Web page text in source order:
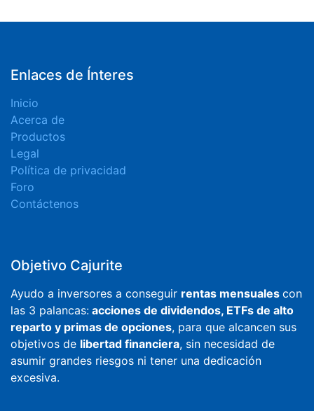
Enlaces de Ínteres
Inicio
Acerca de
Productos
Legal
Política de privacidad
Foro
Contáctenos
Objetivo Cajurite
Ayudo a inversores a conseguir rentas mensuales con
las 3 palancas: acciones de dividendos, ETFs de alto
reparto y primas de opciones, para que alcancen sus
objetivos de libertad financiera, sin necesidad de
asumir grandes riesgos ni tener una dedicación
excesiva.